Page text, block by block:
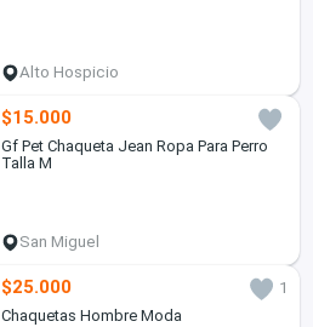
Alto Hospicio
$15.000
Gf Pet Chaqueta Jean Ropa Para Perro
Talla M
San Miguel
$25.000
1
Chaquetas Hombre Moda